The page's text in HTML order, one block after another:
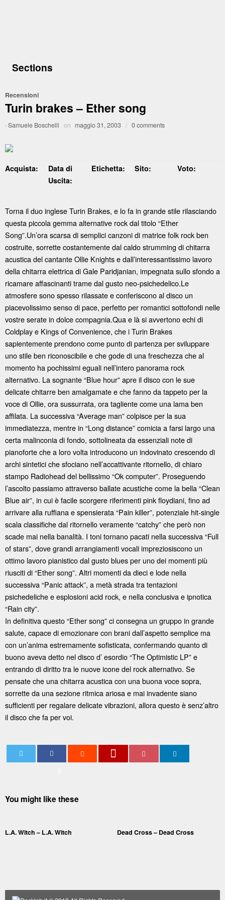
Sections
Recensioni
Turin brakes – Ether song
·Samuele Boschelli on maggio 31, 2003 / 0 comments
Acquista:
Data di
Uscita:
Etichetta: Sito: Voto:
Torna il duo inglese Turin Brakes, e lo fa in grande stile rilasciando
questa piccola gemma alternative rock dal titolo “Ether
Song”.Un’ora scarsa di semplici canzoni di matrice folk rock ben
costruite, sorrette costantemente dal caldo strumming di chitarra
acustica del cantante Ollie Knights e dall’interessantissimo lavoro
della chitarra elettrica di Gale Paridjanian, impegnata sullo sfondo a
ricamare affascinanti trame dal gusto neo-psichedelico.Le
atmosfere sono spesso rilassate e conferiscono al disco un
piacevolissimo senso di pace, perfetto per romantici sottofondi nelle
vostre serate in dolce compagnia.Qua e là si avvertono echi di
Coldplay e Kings of Convenience, che i Turin Brakes
sapientemente prendono come punto di partenza per sviluppare
uno stile ben riconoscibile e che gode di una freschezza che al
momento ha pochissimi eguali nell’intero panorama rock
alternativo. La sognante “Blue hour” apre il disco con le sue
delicate chitarre ben amalgamate e che fanno da tappeto per la
voce di Ollie, ora sussurrata, ora tagliente come una lama ben
affilata. La successiva “Average man” colpisce per la sua
immediatezza, mentre in “Long distance” comicia a farsi largo una
certa malinconia di fondo, sottolineata da essenziali note di
pianoforte che a loro volta introducono un indovinato crescendo di
archi sintetici che sfociano nell’accattivante ritornello, di chiaro
stampo Radiohead del bellissimo “Ok computer”. Proseguendo
l’ascolto passiamo attraverso ballate acustiche come la bella “Clean
Blue air”, in cui è facile scorgere riferimenti pink floydiani, fino ad
arrivare alla ruffiana e spensierata “Pain killer”, potenziale hit-single
scala classifiche dal ritornello veramente “catchy” che però non
scade mai nella banalità. I toni tornano pacati nella successiva “Full
of stars”, dove grandi arrangiamenti vocali impreziosiscono un
ottimo lavoro pianistico dal gusto blues per uno dei momenti più
riusciti di “Ether song”. Altri momenti da dieci e lode nella
successiva “Panic attack”, a metà strada tra tentazioni
psichedeliche e esplosioni acid rock, e nella conclusiva e ipnotica
“Rain city”.
In definitiva questo “Ether song” ci consegna un gruppo in grande
salute, capace di emozionare con brani dall’aspetto semplice ma
con un’anima estremamente sofisticata, confermando quanto di
buono aveva detto nel disco d’ esordio “The Optimistic LP” e
entrando di diritto tra le nuove icone del rock alternativo. Se
pensate che una chitarra acustica con una buona voce sopra,
sorrette da una sezione ritmica ariosa e mai invadente siano
sufficienti per regalare delicate vibrazioni, allora questo è senz’altro
il disco che fa per voi.
You might like these
L.A. Witch – L.A. Witch Dead Cross – Dead Cross